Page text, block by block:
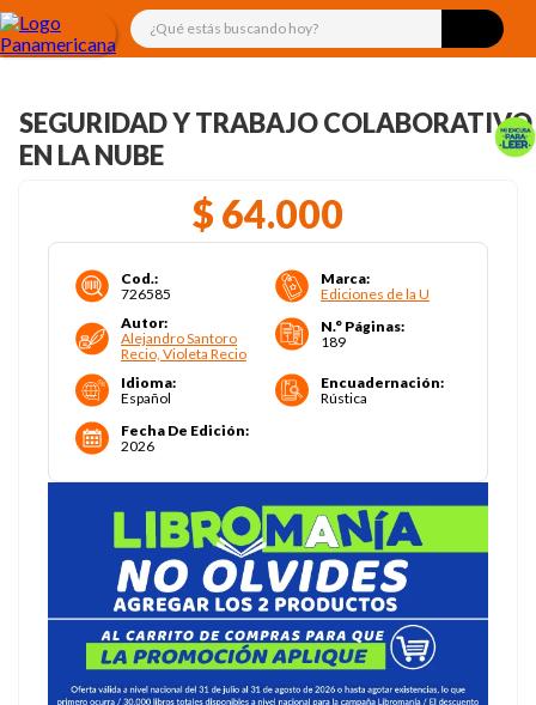
¿Qué estás buscando hoy?
SEGURIDAD Y TRABAJO COLABORATIVO
EN LA NUBE
$ 64.000
Cod.:
726585
Marca:
Ediciones de la U
Autor:
Alejandro Santoro
Recio, Violeta Recio
N.° Páginas:
189
Idioma:
Español
Encuadernación:
Rústica
Fecha De Edición:
2026